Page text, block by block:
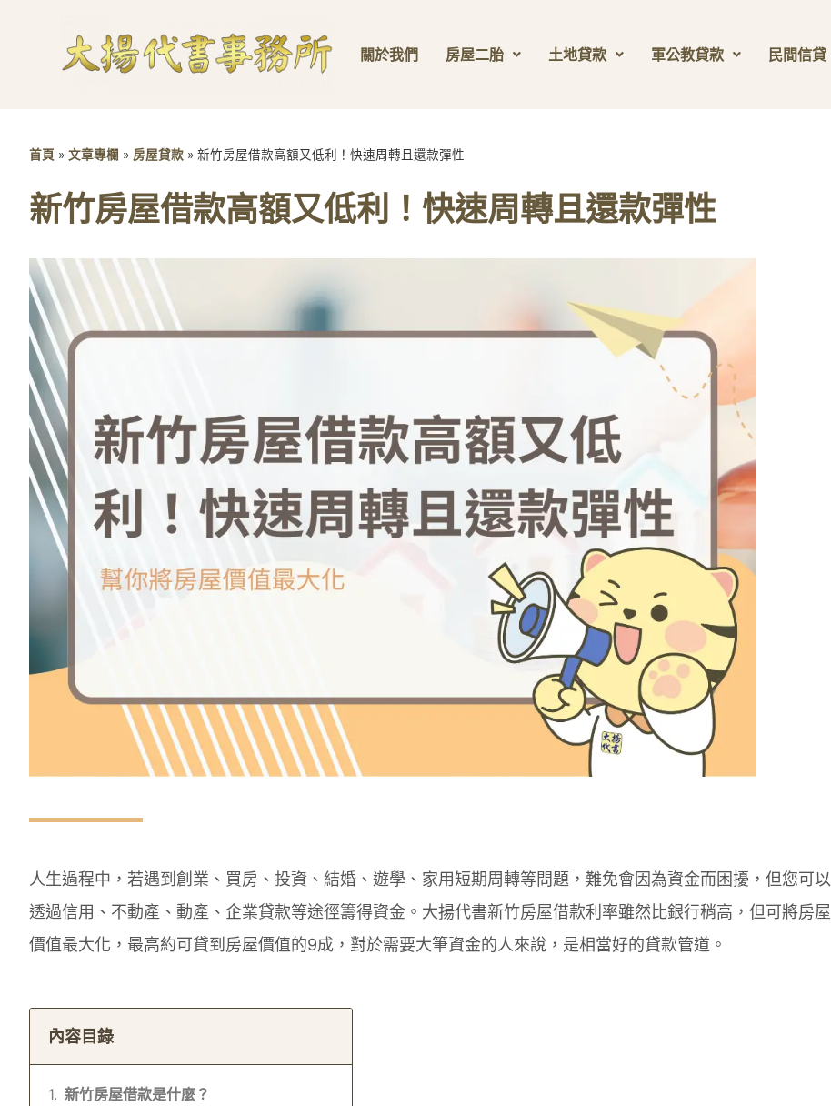
關於我們 房屋二胎 土地貸款 軍公教貸款 民間信貸
首頁 » 文章專欄 » 房屋貸款 » 新竹房屋借款高額又低利！快速周轉且還款彈性
新竹房屋借款高額又低利！快速周轉且還款彈性
人生過程中，若遇到創業、買房、投資、結婚、遊學、家用短期周轉等問題，難免會因為資金而困擾，但您可以
透過信用、不動產、動產、企業貸款等途徑籌得資金。大揚代書新竹房屋借款利率雖然比銀行稍高，但可將房屋
價值最大化，最高約可貸到房屋價值的9成，對於需要大筆資金的人來說，是相當好的貸款管道。
內容目錄
新竹房屋借款是什麼？